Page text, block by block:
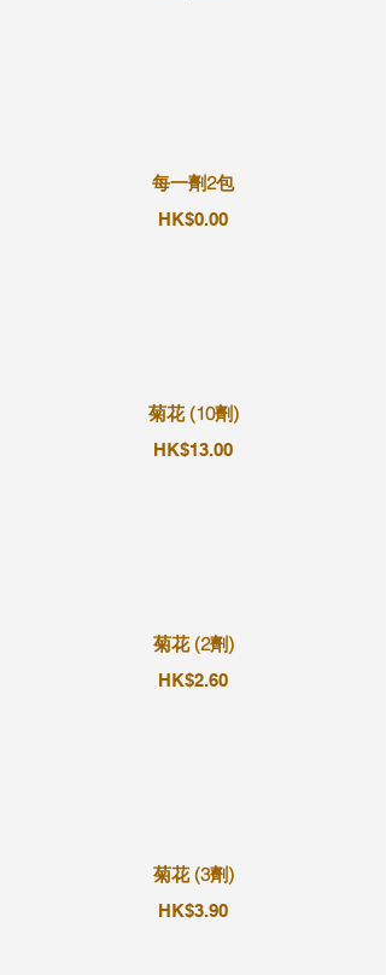
每一劑2包
HK$0.00
菊花 (10劑)
HK$13.00
菊花 (2劑)
HK$2.60
菊花 (3劑)
HK$3.90